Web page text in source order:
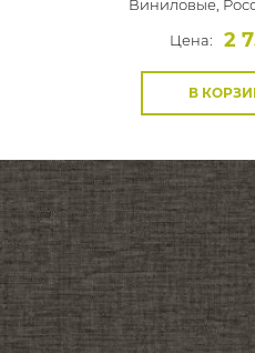
Виниловые,
Цена:
2
В